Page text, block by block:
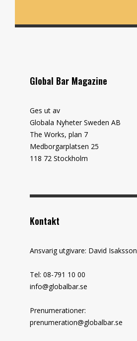
Global Bar Magazine
Ges ut av
Globala Nyheter Sweden AB
The Works, plan 7
Medborgarplatsen 25
118 72 Stockholm
Kontakt
Ansvarig utgivare: David Isaksson
Tel: 08-791 10 00
info@globalbar.se
Prenumerationer:
prenumeration@globalbar.se